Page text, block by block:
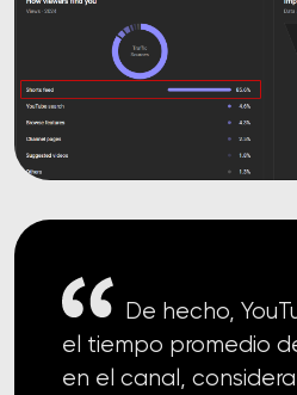
De hecho,
el tiempo promedio
en el canal,